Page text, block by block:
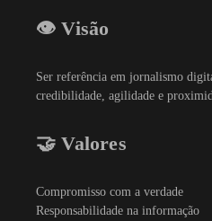
👁️ Visão
Ser referência em jornalismo
credibilidade, agilidade e
🤝 Valores
Compromisso com a verdade
Responsabilidade na informação